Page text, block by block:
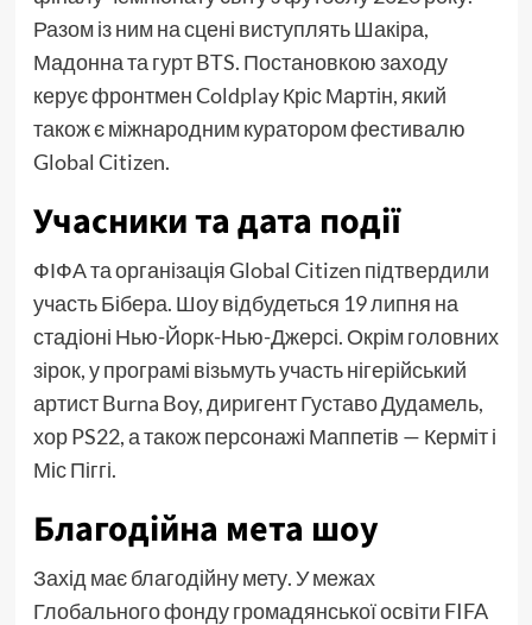
Разом із ним на сцені виступлять Шакіра,
Мадонна та гурт BTS. Постановкою заходу
керує фронтмен Coldplay Кріс Мартін, який
також є міжнародним куратором фестивалю
Global Citizen.
Учасники та дата події
ФІФА та організація Global Citizen підтвердили
участь Бібера. Шоу відбудеться 19 липня на
стадіоні Нью-Йорк-Нью-Джерсі. Окрім головних
зірок, у програмі візьмуть участь нігерійський
артист Burna Boy, диригент Густаво Дудамель,
хор PS22, а також персонажі Маппетів — Керміт і
Міс Піггі.
Благодійна мета шоу
Захід має благодійну мету. У межах
Глобального фонду громадянської освіти FIFA